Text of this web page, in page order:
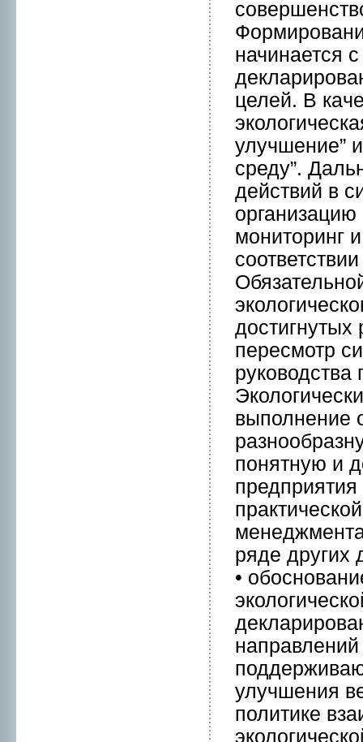
начинается
целей. В
улучшение”
среду”.
действий в
мониторинг
достигнутых
пересмотр
руководства
выполнeние
понятную и
ряде других
•
направлений
улучшения
политике